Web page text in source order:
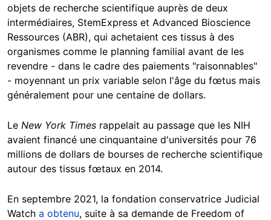
objets de recherche scientifique auprès de deux
intermédiaires, StemExpress et Advanced Bioscience
Ressources (ABR), qui achetaient ces tissus à des
organismes comme le planning familial avant de les
revendre - dans le cadre des paiements "raisonnables"
- moyennant un prix variable selon l'âge du fœtus mais
généralement pour une centaine de dollars.
Le New York Times rappelait au passage que les NIH
avaient financé une cinquantaine d'universités pour 76
millions de dollars de bourses de recherche scientifique
autour des tissus fœtaux en 2014.
En septembre 2021, la fondation conservatrice Judicial
Watch a obtenu, suite à sa demande de Freedom of